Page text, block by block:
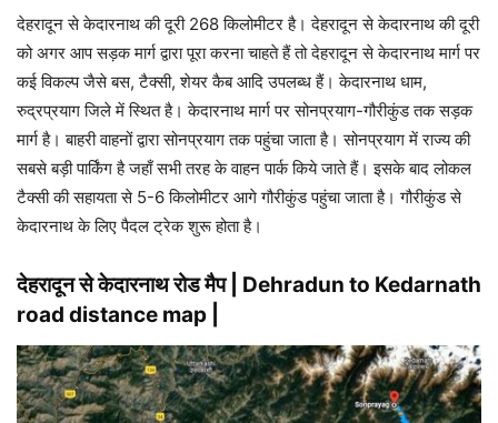
देहरादून से केदारनाथ की दूरी 268 किलोमीटर है। देहरादून से केदारनाथ की दूरी
को अगर आप सड़क मार्ग द्वारा पूरा करना चाहते हैं तो देहरादून से केदारनाथ मार्ग पर
कई विकल्प जैसे बस, टैक्सी, शेयर कैब आदि उपलब्ध हैं। केदारनाथ धाम,
रुद्रप्रयाग जिले में स्थित है। केदारनाथ मार्ग पर सोनप्रयाग-गौरीकुंड तक सड़क
मार्ग है। बाहरी वाहनों द्वारा सोनप्रयाग तक पहुंचा जाता है। सोनप्रयाग में राज्य की
सबसे बड़ी पार्किंग है जहाँ सभी तरह के वाहन पार्क किये जाते हैं। इसके बाद लोकल
टैक्सी की सहायता से 5-6 किलोमीटर आगे गौरीकुंड पहुंचा जाता है। गौरीकुंड से
केदारनाथ के लिए पैदल ट्रेक शुरू होता है।
देहरादून से केदारनाथ रोड मैप | Dehradun to Kedarnath
road distance map |